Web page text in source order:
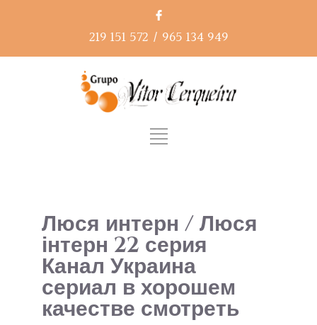
219 151 572 / 965 134 949
Люся интерн / Люся
інтерн 22 серия
Канал Украина
сериал в хорошем
качестве смотреть